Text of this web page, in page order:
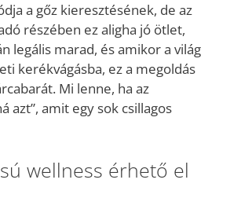
a gőz kieresztésének, de az
részében ez aligha jó ötlet,
legális marad, és amikor a világ
kerékvágásba, ez a megoldás
Mi lenne, ha az
azt”, amit egy sok csillagos
wellness érhető el